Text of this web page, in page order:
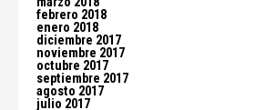
febrero 2018
enero 2018
diciembre 2017
noviembre 2017
octubre 2017
septiembre 2017
agosto 2017
julio 2017